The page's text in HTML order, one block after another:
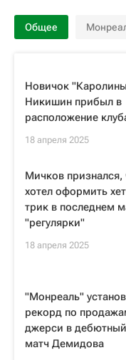
Общее
Новичок
Никишин прибыл в
расположение
18 апреля 2025
Мичков признался,
хотел оформить
трик в последнем
"регулярки"
18 апреля 2025
"Монреаль"
рекорд по
джерси в дебютный
матч Демидова